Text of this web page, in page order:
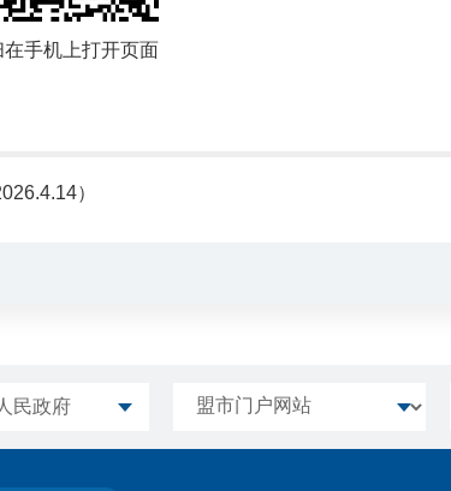
在手机上打开页面
）
民政府